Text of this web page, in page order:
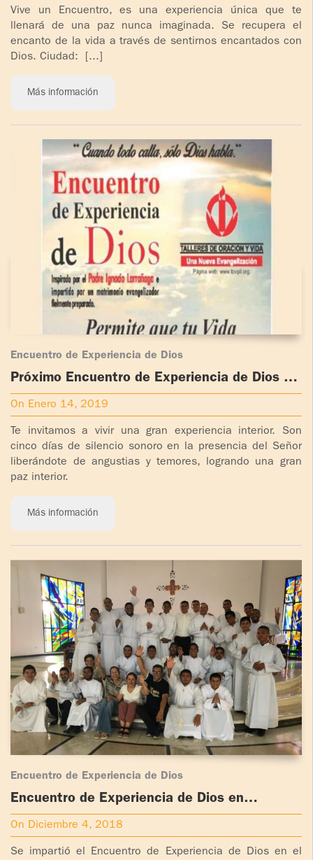
Vive un Encuentro, es una experiencia única que te
llenará de una paz nunca imaginada. Se recupera el
encanto de la vida a través de sentirnos encantados con
Dios. Ciudad: [...]
Más información
Encuentro de Experiencia de Dios
Próximo Encuentro de Experiencia de Dios en
Antioquia, Colombia
On Enero 14, 2019
Te invitamos a vivir una gran experiencia interior. Son
cinco días de silencio sonoro en la presencia del Señor
liberándote de angustias y temores, logrando una gran
paz interior.
Más información
Encuentro de Experiencia de Dios
Encuentro de Experiencia de Dios en
Cartagena, Colombia
On Diciembre 4, 2018
Se impartió el Encuentro de Experiencia de Dios en el